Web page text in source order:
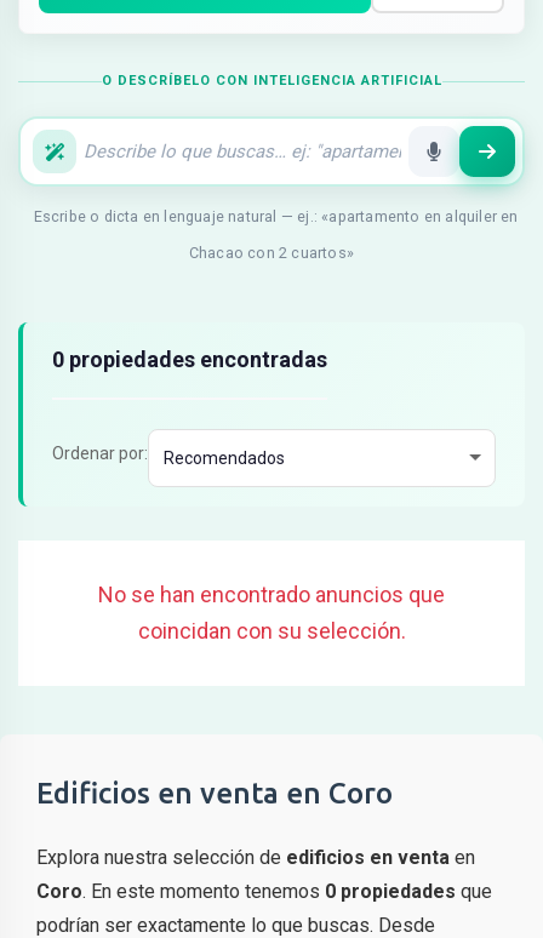
O DESCRÍBELO CON INTELIGENCIA ARTIFICIAL
Escribe o dicta en lenguaje natural — ej.: «apartamento en alquiler en
Chacao con 2 cuartos»
Resultados de búsqueda
0 propiedades encontradas
Ordenar por:
No se han encontrado anuncios que
coincidan con su selección.
Edificios en venta en Coro
Explora nuestra selección de edificios en venta en
Coro. En este momento tenemos 0 propiedades que
podrían ser exactamente lo que buscas. Desde